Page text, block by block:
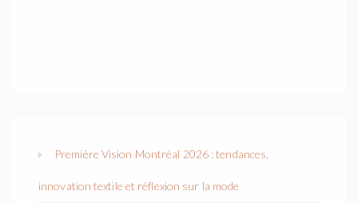
Première Vision Montréal 2026 : tendances,
innovation textile et réflexion sur la mode